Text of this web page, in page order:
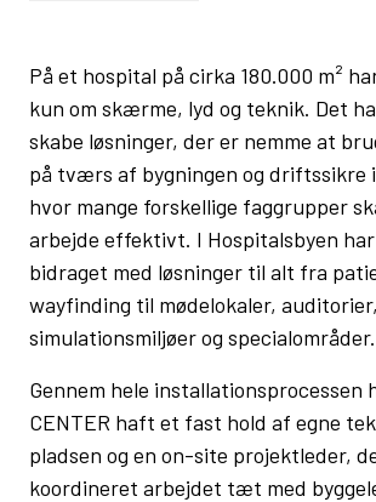
På et hospital på cirka 180.000 m²
kun om skærme, lyd og teknik. Det
skabe løsninger, der er nemme at
på tværs af bygningen og driftssikre
hvor mange forskellige faggrupper
arbejde effektivt. I Hospitalsbyen har
bidraget med løsninger til alt fra
wayfinding til mødelokaler, auditorier,
simulationsmiljøer og specialområder.
Gennem hele installationsprocessen
CENTER haft et fast hold af egne
pladsen og en on-site projektleder,
koordineret arbejdet tæt med